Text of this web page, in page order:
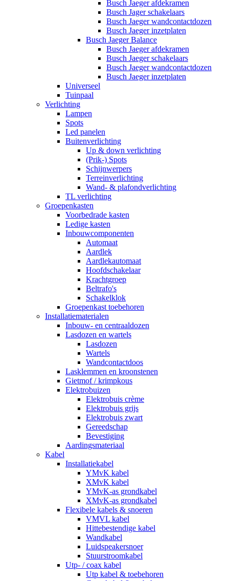
Busch Jaeger afdekramen
Busch Jager schakelaars
Busch Jaeger wandcontactdozen
Busch Jaeger inzetplaten
Busch Jaeger Balance
Busch Jaeger afdekramen
Busch Jaeger schakelaars
Busch Jaeger wandcontactdozen
Busch Jaeger inzetplaten
Universeel
Tuinpaal
Verlichting
Lampen
Spots
Led panelen
Buitenverlichting
Up & down verlichting
(Prik-) Spots
Schijnwerpers
Terreinverlichting
Wand- & plafondverlichting
TL verlichting
Groepenkasten
Voorbedrade kasten
Ledige kasten
Inbouwcomponenten
Automaat
Aardlek
Aardlekautomaat
Hoofdschakelaar
Krachtgroep
Beltrafo's
Schakelklok
Groepenkast toebehoren
Installatiematerialen
Inbouw- en centraaldozen
Lasdozen en wartels
Lasdozen
Wartels
Wandcontactdoos
Lasklemmen en kroonstenen
Gietmof / krimpkous
Elektrobuizen
Elektrobuis crème
Elektrobuis grijs
Elektrobuis zwart
Gereedschap
Bevestiging
Aardingsmateriaal
Kabel
Installatiekabel
YMvK kabel
XMvK kabel
YMvK-as grondkabel
XMvK-as grondkabel
Flexibele kabels & snoeren
VMVL kabel
Hittebestendige kabel
Wandkabel
Luidspeakersnoer
Stuurstroomkabel
Utp- / coax kabel
Utp kabel & toebehoren